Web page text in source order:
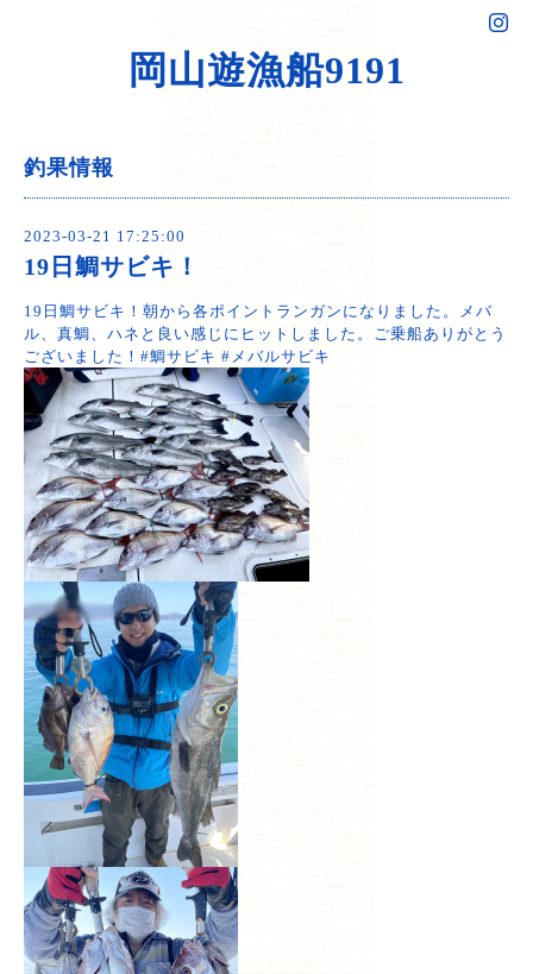
岡山遊漁船9191
釣果情報
2023-03-21 17:25:00
19日鯛サビキ！
19日鯛サビキ！朝から各ポイントランガンになりました。メバ
ル、真鯛、ハネと良い感じにヒットしました。ご乗船ありがとう
ございました！#鯛サビキ #メバルサビキ